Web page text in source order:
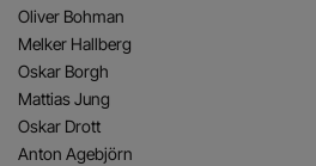
Oliver Bohman
Melker Hallberg
Oskar Borgh
Mattias Jung
Oskar Drott
Anton Agebjörn